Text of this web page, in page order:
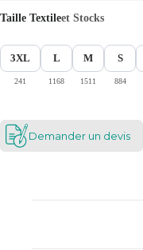
Taille Textileet Stocks
3XL
241
L
1168
M
1511
S
884
Demander un devis